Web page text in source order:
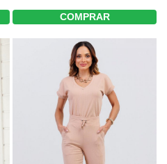
COMPRAR